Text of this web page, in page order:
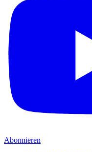
Abonnieren